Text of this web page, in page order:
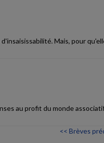
Mais, pour
au profit du monde
<< Brèves